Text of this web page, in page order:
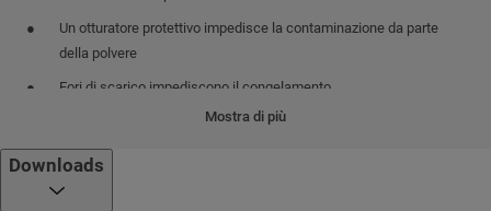
Un otturatore protettivo impedisce la contaminazione da parte
della polvere
Fori di scarico impediscono il congelamento
Nero elettroforetico
Meccanismo cilindro
Mostra di più
Downloads